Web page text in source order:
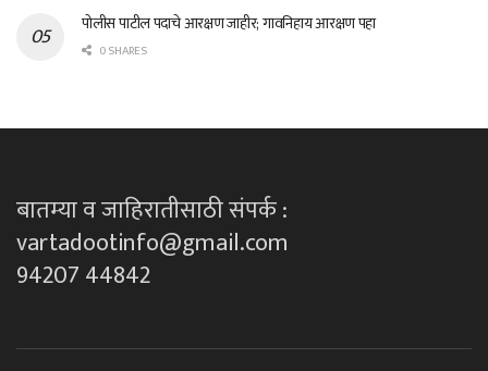
पोलीस पाटील पदाचे आरक्षण जाहीर; गावनिहाय आरक्षण पहा
0 SHARES
बातम्या व जाहिरातीसाठी संपर्क :
vartadootinfo@gmail.com
94207 44842